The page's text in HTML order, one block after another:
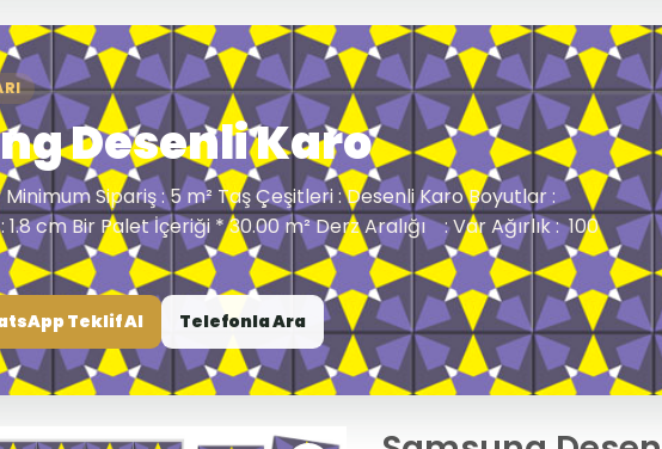
Desenli Karo
Minimum Sipariş : 5 m² Taş Çeşitleri : Desenli Karo Boyutlar :
1.8 cm Bir Palet İçeriği * 30.00 m² Derz Aralığı : Var Ağırlık : 100
Teklif Al Telefonla Ara